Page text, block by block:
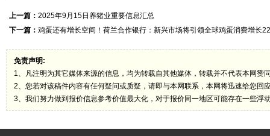
上一篇： 2025年9月15日养猪业重要信息汇总
下一篇： 鸡蛋还有增长空间！荷兰合作银行：新兴市场将引领全球鸡蛋消费增长
免责声明:
1、凡注明为其它媒体来源的信息，均为转载自其他媒体，转载并不代表本网赞
2、您若对该稿件内容有任何疑问或质疑，请即与本网联系，本网将迅速给您回
3、我们努力做到报价信息参考价值最大化，对于报价同一地区可能存在一些浮